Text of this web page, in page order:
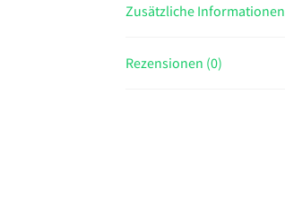
Zusätzliche Informationen
Rezensionen (0)